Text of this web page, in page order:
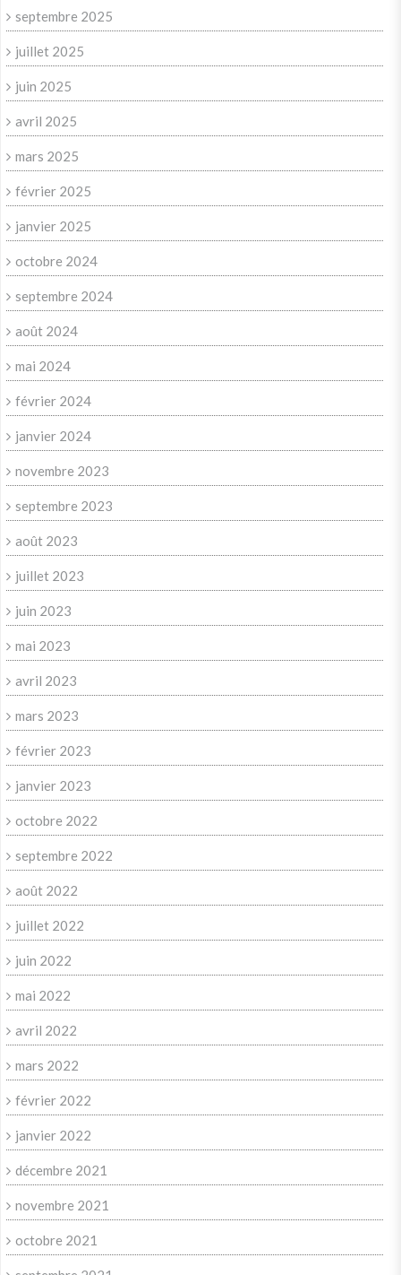
septembre 2025
juillet 2025
juin 2025
avril 2025
mars 2025
février 2025
janvier 2025
octobre 2024
septembre 2024
août 2024
mai 2024
février 2024
janvier 2024
novembre 2023
septembre 2023
août 2023
juillet 2023
juin 2023
mai 2023
avril 2023
mars 2023
février 2023
janvier 2023
octobre 2022
septembre 2022
août 2022
juillet 2022
juin 2022
mai 2022
avril 2022
mars 2022
février 2022
janvier 2022
décembre 2021
novembre 2021
octobre 2021